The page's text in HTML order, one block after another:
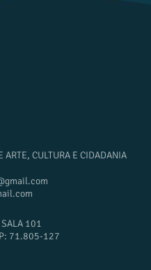
ARTE, CULTURA E CIDADANIA
101
71.805-127